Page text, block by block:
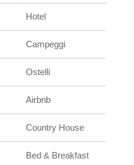
Hotel
Campeggi
Ostelli
Airbnb
Country House
Bed & Breakfast